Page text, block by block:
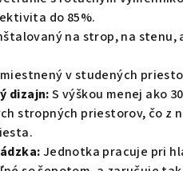
do 85%.
na strop, na
v studených
dizajn:S výškou menej ako
stropných priestorov, čo z
Jednotka pracuje pri